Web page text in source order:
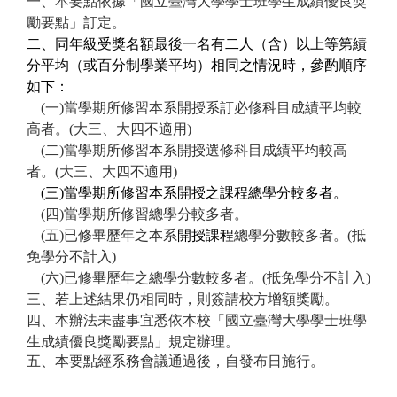
勵要點」訂定。
二、同年級受獎名額最後一名有二人（含）以上等第績
分平均（或百分制學業平均）相同之情況時，參酌順序
如下：
(一)當學期所修習本系開授系訂必修科目成績平均較
高者。(大三、大四不適用)
(二)當學期所修習本系開授選修科目成績平均較高
者。(大三、大四不適用)
(三)當學期所修習本系開授之課程總學分較多者。
(四)當學期所修習總學分較多者。
(五)已修畢歷年之本系開授課程總學分數較多者。(抵
免學分不計入)
(六)已修畢歷年之總學分數較多者。(抵免學分不計入)
三、若上述結果仍相同時，則簽請校方增額獎勵。
四、本辦法未盡事宜悉依本校「國立臺灣大學學士班學
生成績優良獎勵要點」規定辦理。
五、本要點經系務會議通過後，自發布日施行。